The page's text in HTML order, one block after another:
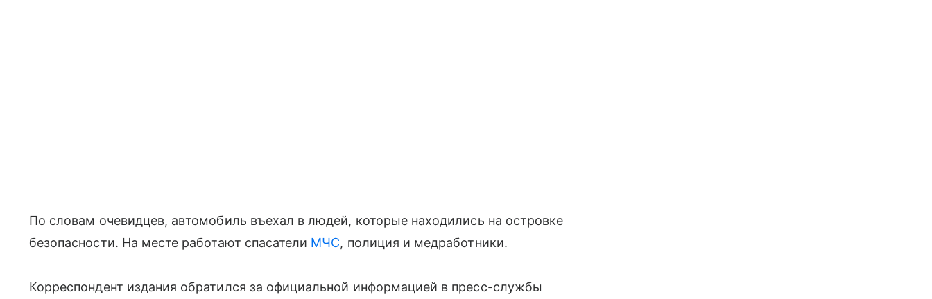
По словам очевидцев, автомобиль въехал в людей, которые находились на островке
безопасности. На месте работают спасатели МЧС, полиция и медработники.
Корреспондент издания обратился за официальной информацией в пресс-службы